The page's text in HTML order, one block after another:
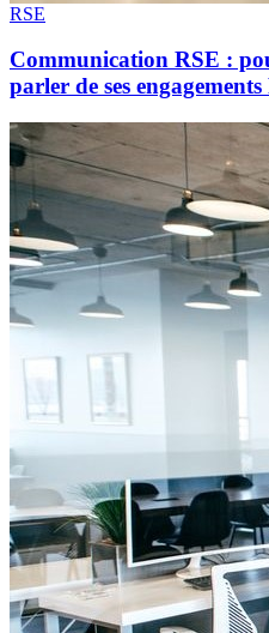
RSE
Communication RSE :
parler de ses